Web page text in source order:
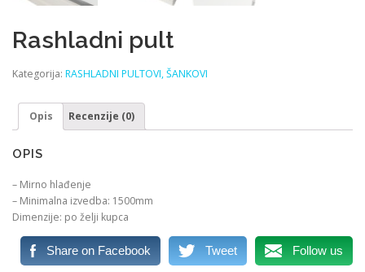
Rashladni pult
Kategorija: RASHLADNI PULTOVI, ŠANKOVI
Opis Recenzije (0)
OPIS
– Mirno hlađenje
– Minimalna izvedba: 1500mm
Dimenzije: po želji kupca
Share on Facebook Tweet Follow us